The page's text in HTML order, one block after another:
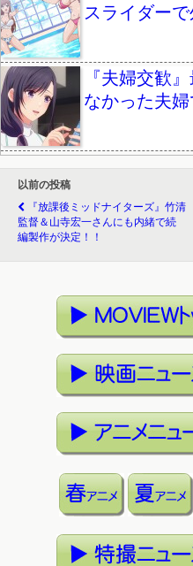
スライダー
『夫婦交歓
なかった夫
以前の投稿
『放課後ミッドナイターズ』竹清
監督＆山寺宏一さんにも内緒で続
編製作が決定！！